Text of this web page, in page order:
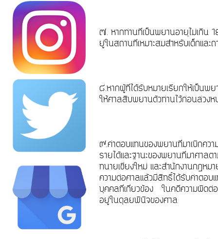
๗. หากท่านที่เป็นพยานอายุไม่เกิน
ยู่ในสถานที่เหมาะสมสำหรับเด็กแ
๘.หากผู้ที่ได้รับหมายเรียกให้เป็นพ
ให้ศาลสืบพยานตัวท่านไว้ก่อนล่ว
๙.ค่าตอบแทนของพยานที่มาเบิกคว
รายได้และฐานะของพยานที่มาศาล
ทนายเชียงใหม่ และสำนักงานกฎห
ความต่อศาลแล้วมีสิทธิ์ได้รับค่าตอบแ
บุคคลที่เกี่ยวข้อง ในคดีความผิดต่อ
อยู่ในดุลยพินิจของศาล